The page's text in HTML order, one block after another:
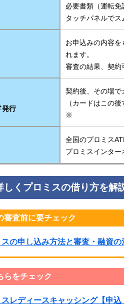
必要書類（運転免
タッチパネルでス
お申込みの内容
れます。
審査の結果、契約
発行
契約後、その場で
（カードはこの
※
全国のプロミス
プロミスインター
しくプロミスの借り方を解
審査前に要チェック
スの申し込み方法と審査・融資の
らをチェック
レディースキャッシング【申込